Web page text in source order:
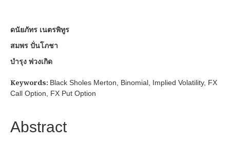
ดนัยภัทร เนตรพิทูร
สมพร ปั่นโภชา
บำรุง พ่วงเกิด
Keywords: Black Sholes Merton, Binomial, Implied Volatility, FX
Call Option, FX Put Option
Abstract